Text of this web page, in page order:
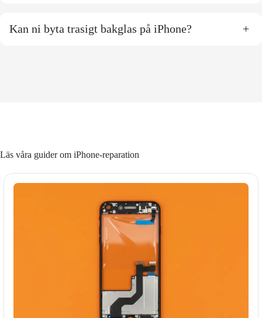
Kan ni byta trasigt bakglas på iPhone? +
Läs våra guider om iPhone-reparation